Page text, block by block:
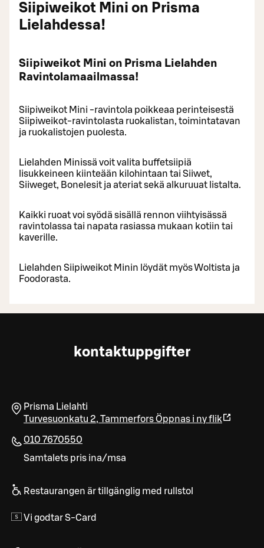
Siipiweikot Mini on Prisma
Lielahdessa!
Siipiweikot Mini on Prisma Lielahden
Ravintolamaailmassa!
Siipiweikot Mini -ravintola poikkeaa perinteisestä
Siipiweikot-ravintolasta ruokalistan, toimintatavan
ja ruokalistojen puolesta.
Lielahden Minissä voit valita buffetsiipiä
lisukkeineen kiinteään kilohintaan tai Siiwet,
Siiweget, Bonelesit ja ateriat sekä alkuruuat listalta.
Kaikki ruoat voi syödä sisällä rennon viihtyisässä
ravintolassa tai napata rasiassa mukaan kotiin tai
kaverille.
Lielahden Siipiweikot Minin löydät myös Woltista ja
Foodorasta.
kontaktuppgifter
Prisma Lielahti
Turvesuonkatu 2, TammerforsÖppnas i ny flik
010 7670550
Samtalets pris ina/msa
Restaurangen är tillgänglig med rullstol
Vi godtar S-Card